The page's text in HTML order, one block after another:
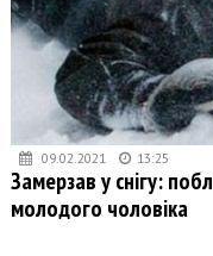
09.02.2021 13:25
Замерзав у снігу:
молодого чоловіка